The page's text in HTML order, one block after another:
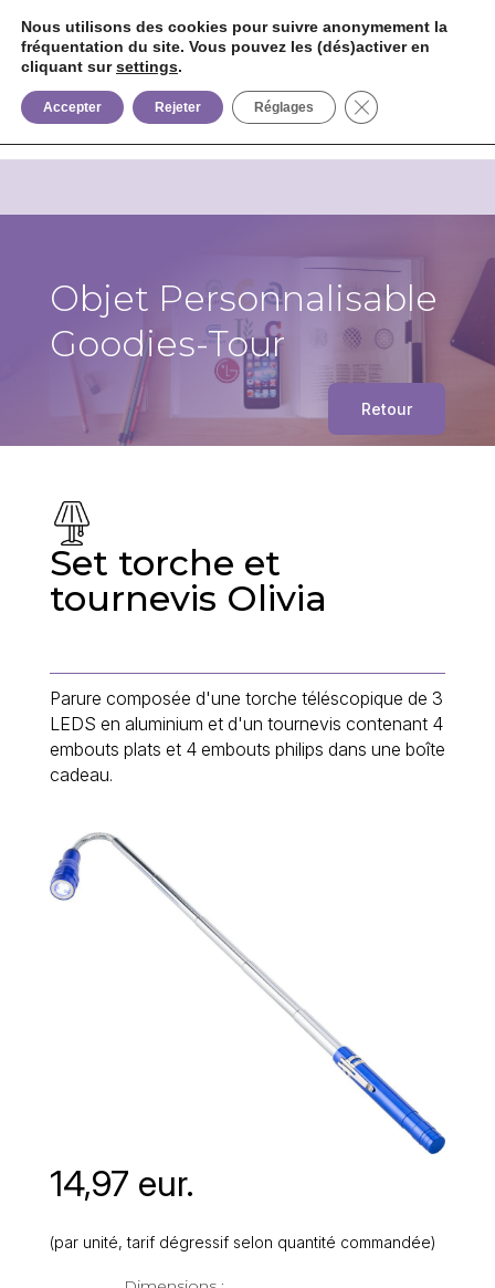
 
Objet Personnalisable
Goodies-Tour
Retour
14,97 eur.
(par unité, tarif dégressif selon quantité commandée)
Set torche et
tournevis Olivia
Parure composée d'une torche téléscopique de 3
LEDS en aluminium et d'un tournevis contenant 4
embouts plats et 4 embouts philips dans une boîte
cadeau.
Nous utilisons des cookies pour suivre anonymement la
fréquentation du site. Vous pouvez les (dés)activer en
cliquant sursettings.
Accepter Rejeter Réglages Fermer la